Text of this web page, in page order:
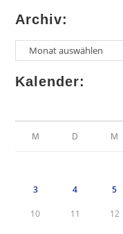
Archiv:
Archiv
Kalender:
M D M
3 4 5
10 11 12